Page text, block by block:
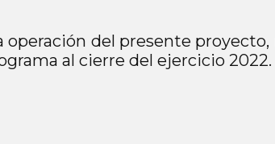
operación del presente
al cierre del ejercicio 2022.